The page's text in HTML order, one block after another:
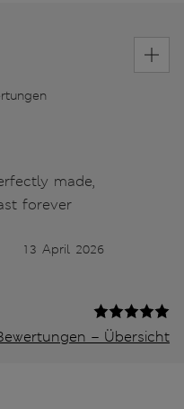
made,
forever
13 April 2026
– Übersicht